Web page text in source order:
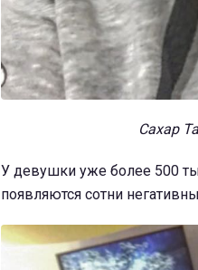
Сахар
У девушки уже более 500
появляются сотни